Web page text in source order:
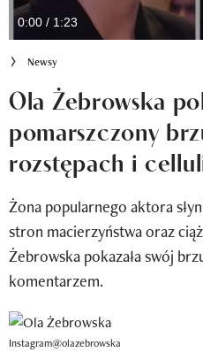
Inspiracje
Klub Recenzentki
Newsy
Newsletter
Wizaz Summer Influ School
Mój profil / Zarejestruj się
0:00 / 1:23
Newsy
Ola Żebrowska
pomarszczony
rozstępach i
Żona popularnego aktora
stron macierzyństwa oraz
Żebrowska pokazała swój
komentarzem.
Instagram@olazebrowska